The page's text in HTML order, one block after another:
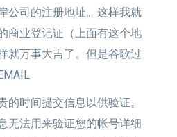
公司的注册地址。这样我就
商业登记证（上面有这个地
就万事大吉了。但是谷歌过
的时间提交信息以供验证。
无法用来验证您的帐号详细